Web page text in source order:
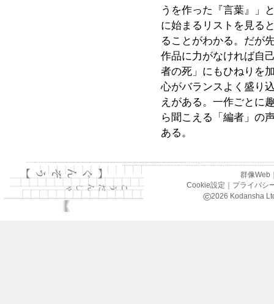
うを作った『言葉』」
に始まるリストを見る
ることがわかる。だが
作品に力がなければ自
者の死」にもひねりを
心がバランスよく盛り
えがある。一作ごとに
ら聞こえる「編者」の
ある。
群像Web
Cookie設定
プライバシ
©2026 Kodansha